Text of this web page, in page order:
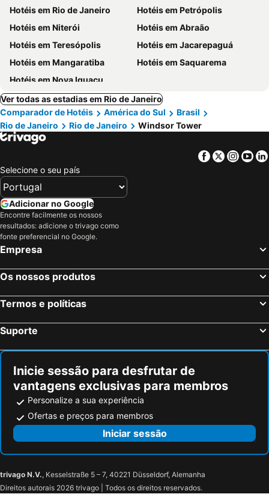
Hotéis em Rio de Janeiro
Hotéis em Petrópolis
Hotéis em Niterói
Hotéis em Abraão
Hotéis em Teresópolis
Hotéis em Jacarepaguá
Hotéis em Mangaratiba
Hotéis em Saquarema
Hotéis em Nova Iguaçu
Ver todas as estadias em Rio de Janeiro
Comparador de Hotéis
América do Sul
Brasil
Rio de Janeiro
Rio de Janeiro Windsor Tower
Facebook
Twitter
Selecione o seu país
Adicionar no Google
Encontre facilmente os nossos
resultados: adicione o trivago como
fonte preferencial no Google.
Empresa
Os nossos produtos
Termos e políticas
Suporte
Inicie sessão para desfrutar de
vantagens exclusivas para membros
Personalize a sua experiência
Ofertas e preços para membros
Iniciar sessão
trivago N.V., Kesselstraße 5 – 7, 40221 Düsseldorf, Alemanha
Direitos autorais 2026 trivago | Todos os direitos reservados.